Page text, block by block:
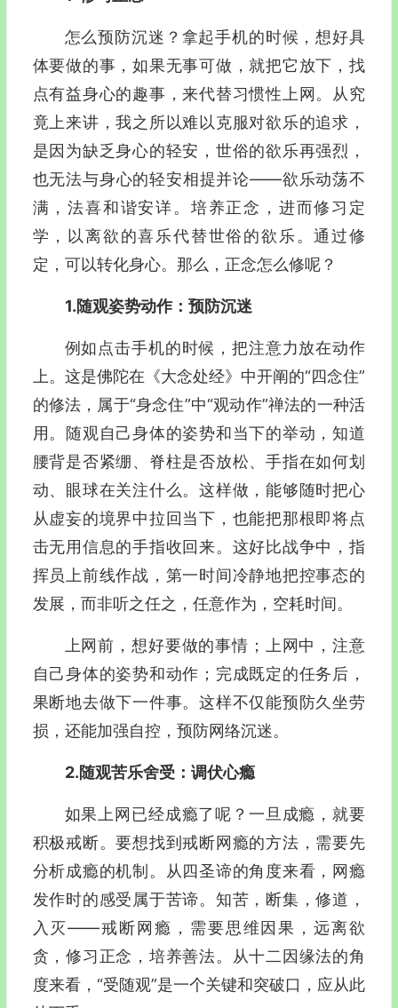
怎么预防沉迷？拿起手机的时候，想好具
体要做的事，如果无事可做，就把它放下，找
点有益身心的趣事，来代替习惯性上网。从究
竟上来讲，我之所以难以克服对欲乐的追求，
是因为缺乏身心的轻安，世俗的欲乐再强烈，
也无法与身心的轻安相提并论—―欲乐动荡不
满，法喜和谐安详。培养正念，进而修习定
学，以离欲的喜乐代替世俗的欲乐。通过修
定，可以转化身心。那么，正念怎么修呢？
1.随观姿势动作：预防沉迷
例如点击手机的时候，把注意力放在动作
上。这是佛陀在《大念处经》中开阐的“四念住”
的修法，属于“身念住”中“观动作”禅法的一种活
用。随观自己身体的姿势和当下的举动，知道
腰背是否紧绷、脊柱是否放松、手指在如何划
动、眼球在关注什么。这样做，能够随时把心
从虚妄的境界中拉回当下，也能把那根即将点
击无用信息的手指收回来。这好比战争中，指
挥员上前线作战，第一时间冷静地把控事态的
发展，而非听之任之，任意作为，空耗时间。
上网前，想好要做的事情；上网中，注意
自己身体的姿势和动作；完成既定的任务后，
果断地去做下一件事。这样不仅能预防久坐劳
损，还能加强自控，预防网络沉迷。
2.随观苦乐舍受：调伏心瘾
如果上网已经成瘾了呢？一旦成瘾，就要
积极戒断。要想找到戒断网瘾的方法，需要先
分析成瘾的机制。从四圣谛的角度来看，网瘾
发作时的感受属于苦谛。知苦，断集，修道，
入灭—―戒断网瘾，需要思维因果，远离欲
贪，修习正念，培养善法。从十二因缘法的角
度来看，“受随观”是一个关键和突破口，应从此